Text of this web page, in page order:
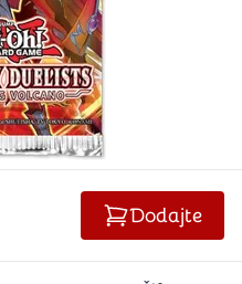
Dodajte